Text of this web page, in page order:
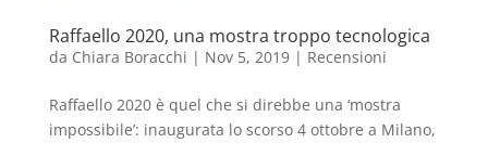
Raffaello 2020, una mostra troppo tecnologica
da Chiara Boracchi | Nov 5, 2019| Recensioni
Raffaello 2020 è quel che si direbbe una ‘mostra
impossibile’: inaugurata lo scorso 4 ottobre a Milano,